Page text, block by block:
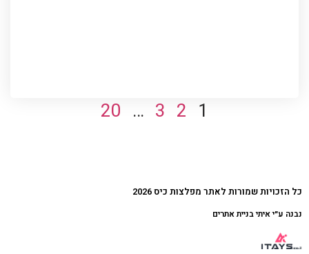
1
2
3
…
20
כל הזכויות שמורות לאתר מפלצות כיס 2026
נבנה ע״י איתי בניית אתרים